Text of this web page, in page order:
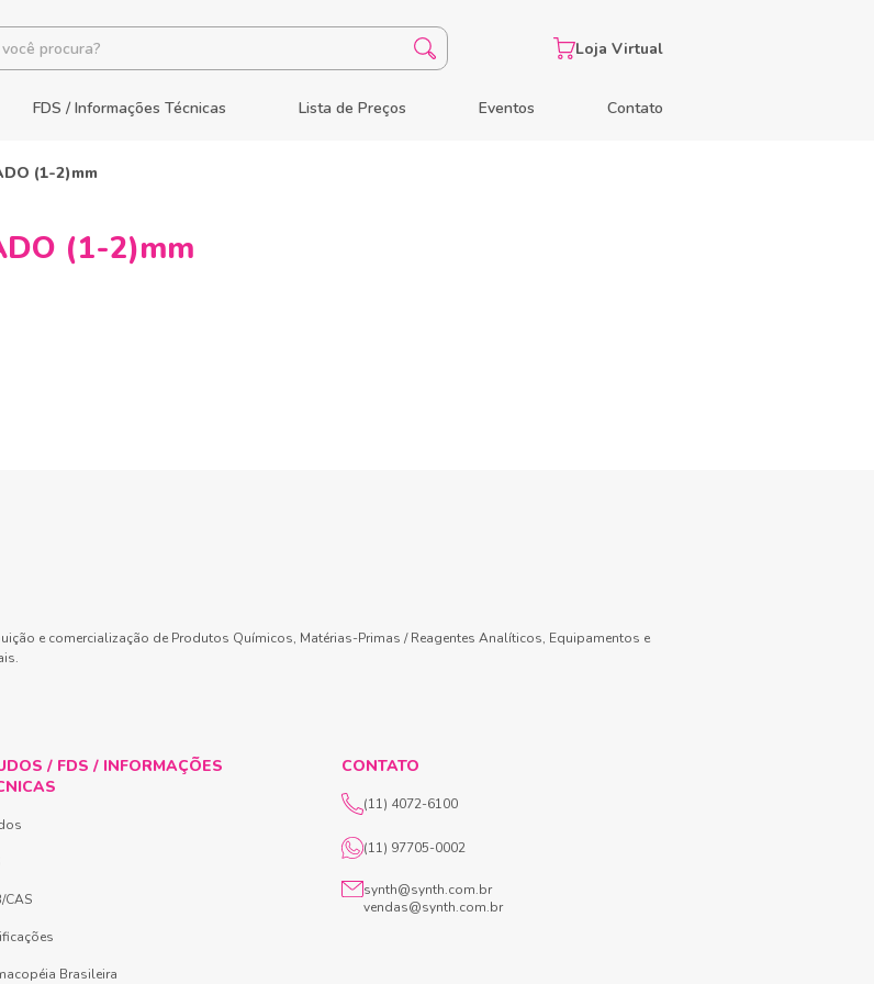
FDS / Informações Técnicas Lista de Preços Eventos Contato
Loja Virtual
(1-2)mm
(1-2)mm
e comercialização de Produtos Químicos, Matérias-Primas / Reagentes Analíticos, Equipamentos e
/ FDS / INFORMAÇÕES
CAS
Brasileira
CONTATO
(11) 4072-6100
(11) 97705-0002
synth@synth.com.br
vendas@synth.com.br